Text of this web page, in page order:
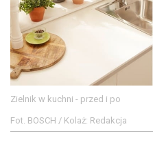
Zielnik w kuchni - przed i po
Fot. BOSCH / Kolaż: Redakcja